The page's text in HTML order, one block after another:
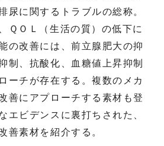
尿に関するトラブルの総称。
ＱＯＬ（生活の質）の低下に
の改善には、前立腺肥大の抑
制、抗酸化、血糖値上昇抑制
ーチが存在する。複数のメカ
善にアプローチする素材も登
エビデンスに裏打ちされた、
善素材を紹介する。